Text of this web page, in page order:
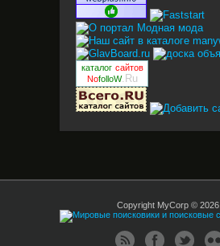
каталог сайтов
NofolloW.Ru
Copyright MyCorp © 2026.